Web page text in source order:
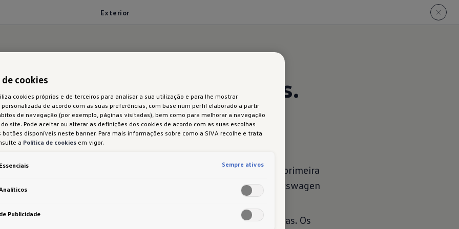
Exterior
em todos os aspetos.
o ID. Polo GTI revela o dinamismo que o caracteriza logo à primeira
com faróis Matrix LED IQ.LIGHT, friso luminoso e logótipo Volkswagen
inconfundível.
e a grelha em favo de mel refletem características GTI típicas. Os
cookies
cookies próprios e de terceiros para analisar a sua utilização e para lhe mostrar
de acordo com as suas preferências, com base num perfil elaborado a partir
de navegação (por exemplo, páginas visitadas), bem como para melhorar a navegação
site. Pode aceitar ou alterar as definições dos cookies de acordo com as suas escolhas
botões disponíveis neste banner. Para mais informações sobre como a SIVA recolhe e trata
a Política de cookies em vigor.
Sempre ativos
Publicidade